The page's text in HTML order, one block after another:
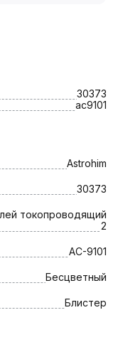
30373
ac9101
Astrohim
30373
токопроводящий
2
AC-9101
Бесцветный
Блистер